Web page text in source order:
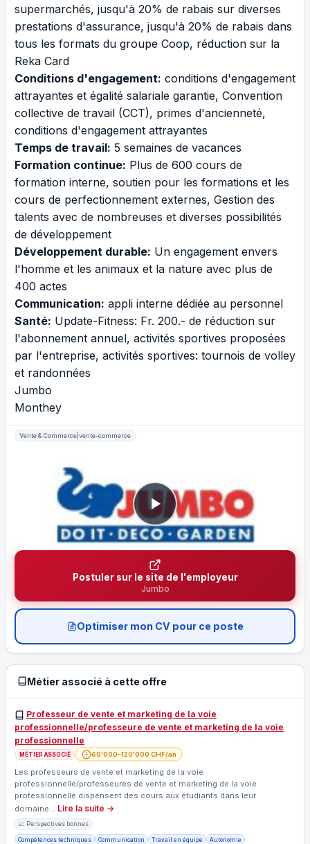
supermarchés, jusqu'à 20% de rabais sur diverses
prestations d'assurance, jusqu'à 20% de rabais dans
tous les formats du groupe Coop, réduction sur la
Reka Card
Conditions d'engagement: conditions d'engagement
attrayantes et égalité salariale garantie, Convention
collective de travail (CCT), primes d'ancienneté,
conditions d'engagement attrayantes
Temps de travail: 5 semaines de vacances
Formation continue: Plus de 600 cours de
formation interne, soutien pour les formations et les
cours de perfectionnement externes, Gestion des
talents avec de nombreuses et diverses possibilités
de développement
Développement durable: Un engagement envers
l'homme et les animaux et la nature avec plus de
400 actes
Communication: appli interne dédiée au personnel
Santé: Update-Fitness: Fr. 200.- de réduction sur
l'abonnement annuel, activités sportives proposées
par l'entreprise, activités sportives: tournois de volley
et randonnées
Jumbo
Monthey
Vente & Commerce|vente-commerce
Postuler sur le site de l'employeur
Jumbo
Optimiser mon CV pour ce poste
Métier associé à cette offre
Professeur de vente et marketing de la voie
professionnelle/professeure de vente et marketing de la voie
professionnelle
MÉTIER ASSOCIÉ 60'000–120'000 CHF/an
Les professeurs de vente et marketing de la voie
professionnelle/professeures de vente et marketing de la voie
professionnelle dispensent des cours aux étudiants dans leur
domaine… Lire la suite →
📈 Perspectives bonnes
Compétences techniques Communication Travail en équipe Autonomie